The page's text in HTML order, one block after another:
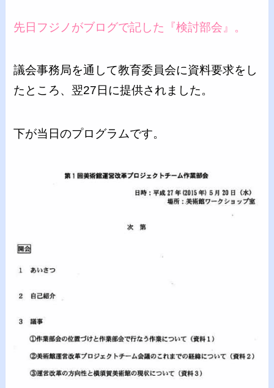
先日フジノがブログで記した『検討部会』。
議会事務局を通して教育委員会に資料要求をし
たところ、翌27日に提供されました。
下が当日のプログラムです。